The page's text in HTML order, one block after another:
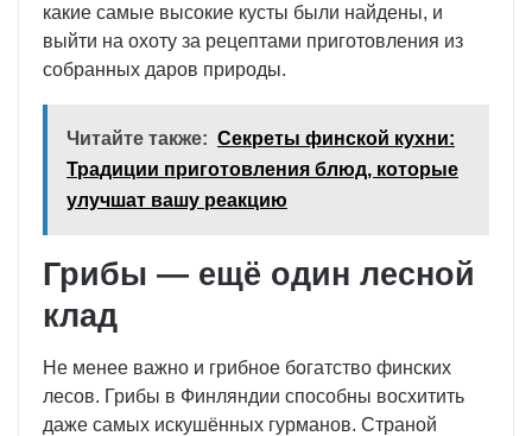
какие самые высокие кусты были найдены, и
выйти на охоту за рецептами приготовления из
собранных даров природы.
Читайте также: Секреты финской кухни:
Традиции приготовления блюд, которые
улучшат вашу реакцию
Грибы — ещё один лесной
клад
Не менее важно и грибное богатство финских
лесов. Грибы в Финляндии способны восхитить
даже самых искушённых гурманов. Страной